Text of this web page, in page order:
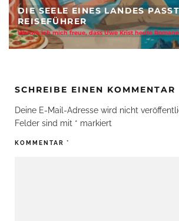
KEINEN
KI REVOLUTIONIERT
Aus Suchmaske zur Sehnsucht -
SCHREIBE EINEN KOMMENTAR
Deine E-Mail-Adresse wird nicht
Felder sind mit * markiert
KOMMENTAR *